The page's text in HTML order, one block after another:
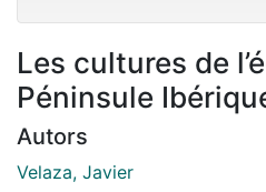
Les cultures de
Péninsule
Autors
Velaza, Javier